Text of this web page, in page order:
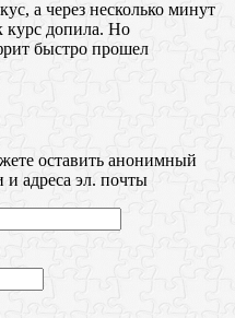
а через несколько минут
курс допила. Но
быстро прошел
оставить анонимный
адреса эл. почты